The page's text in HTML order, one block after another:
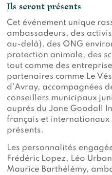
Ils seront présents
Cet événement unique
ambassadeurs, des
au-delà), des ONG
protection animale, des
tout comme des
partenaires comme Le
d’Avray, accompagnées
conseillers municipaux
auprès du Jane Goodall
français et internationaux
présents.
Les personnalités
Frédéric Lopez, Léo
Maurice Barthélémy,